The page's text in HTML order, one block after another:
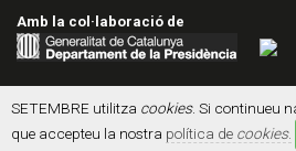
SETEMBRE utilitza cookies. Si continueu
que accepteu la nostra política de cookies.
Amb la col·laboració de